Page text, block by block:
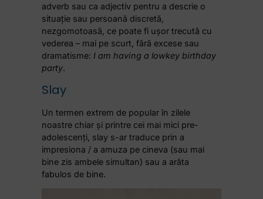
adverb sau ca adjectiv pentru a descrie o
situație sau persoană discretă,
nezgomotoasă, ce poate fi ușor trecută cu
vederea – mai pe scurt, fără excese sau
dramatisme: I am having a lowkey birthday
party.
Slay
Un termen extrem de popular în zilele
noastre chiar și printre cei mai mici pre-
adolescenți, slay s-ar traduce prin a
impresiona / a amuza pe cineva (sau mai
bine zis ambele simultan) sau a arăta
fabulos de bine.